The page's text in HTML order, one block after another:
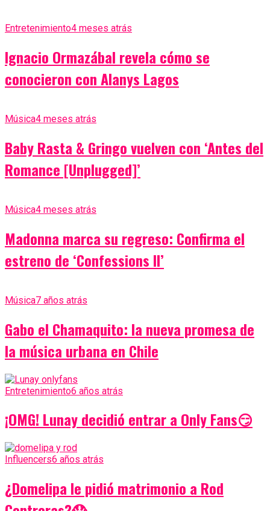
Entretenimiento4 meses atrás
Ignacio Ormazábal revela cómo se
conocieron con Alanys Lagos
Música4 meses atrás
Baby Rasta & Gringo vuelven con ‘Antes del
Romance [Unplugged]’
Música4 meses atrás
Madonna marca su regreso: Confirma el
estreno de ‘Confessions II’
Música7 años atrás
Gabo el Chamaquito: la nueva promesa de
la música urbana en Chile
Entretenimiento6 años atrás
¡OMG! Lunay decidió entrar a Only Fans😏
Influencers6 años atrás
¿Domelipa le pidió matrimonio a Rod